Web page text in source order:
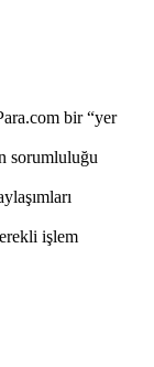
bir “yer
sorumluluğu
işlem